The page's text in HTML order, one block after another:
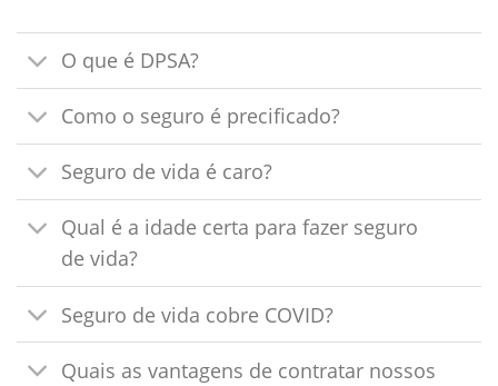
O que é DPSA?
Como o seguro é precificado?
Seguro de vida é caro?
Qual é a idade certa para fazer seguro
de vida?
Seguro de vida cobre COVID?
Quais as vantagens de contratar nossos